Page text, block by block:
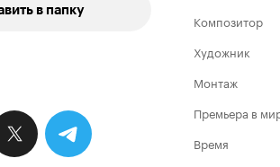
в папку
Композитор
Художник
Монтаж
Премьера в
Время